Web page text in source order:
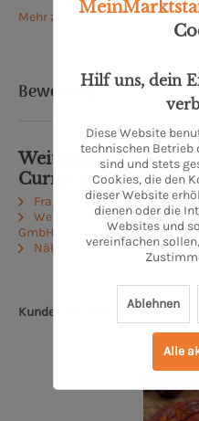
Mehr zu Meerpohl
Bewertung
Weiterführende
Curry, gelb"
Fragen zum Artikel?
Weitere Artikel von
GmbH
Näheres zum Produzenten
Kunden kauften auch
Hilf uns, dein
Diese Website
technischen Betrieb
sind und stets
Cookies, die den
dieser Website
dienen oder die
Websites und
vereinfachen
Ablehnen
Alle